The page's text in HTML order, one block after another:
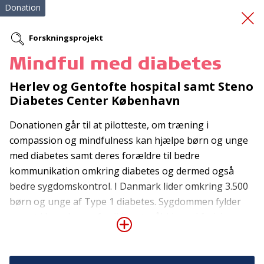
Dans for
parkinsonfamilier
Donation
Forskningsprojekt
Mindful med diabetes
Herlev og Gentofte hospital samt Steno
Diabetes Center København
Donationen går til at pilotteste, om træning i
compassion og mindfulness kan hjælpe børn og unge
med diabetes samt deres forældre til bedre
kommunikation omkring diabetes og dermed også
bedre sygdomskontrol. I Danmark lider omkring 3.500
børn og unge af Type 1 diabetes. Sygdommen fylder
meget i hverdagen, fordi hvert måltid og al fysisk
aktivitet kan betyde, at der skal måles blodsukker og
Tilmeld nyhedsbrev
De seneste nyheder om TrygFondens og TryghedsGruppens